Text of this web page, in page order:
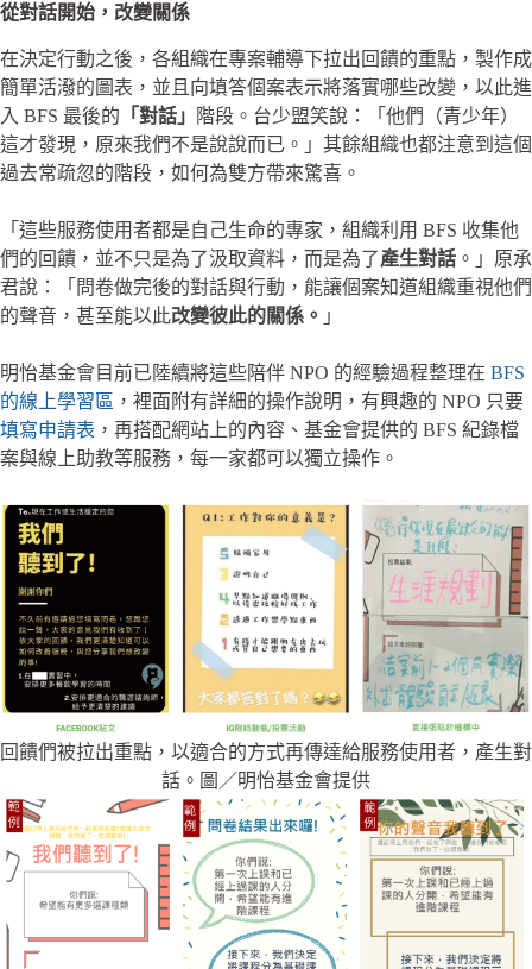
從對話開始，改變關係
在決定行動之後，各組織在專案輔導下拉出回饋的重點，製作成
簡單活潑的圖表，並且向填答個案表示將落實哪些改變，以此進
入 BFS 最後的 「對話」
階段。台少盟笑說：「他們（青少年）
這才發現，原來我們不是說說而已。」其餘組織也都注意到這個
過去常疏忽的階段，如何為雙方帶來驚喜。
「這些服務使用者都是自己生命的專家，組織利用 BFS 收集他
們的回饋，並不只是為了汲取資料，而是為了產生對話 。」原承
君說：「問卷做完後的對話與行動，能讓個案知道組織重視他們
的聲音，甚至能以此改變彼此的關係。 」
明怡基金會目前已陸續將這些陪伴 NPO 的經驗過程整理在 BFS
的線上學習區 ，裡面附有詳細的操作說明，有興趣的 NPO 只要
填寫申請表 ，再搭配網站上的內容、基金會提供的 BFS 紀錄檔
案與線上助教等服務，每一家都可以獨立操作。
回饋們被拉出重點，以適合的方式再傳達給服務使用者，產生對
話。圖／明怡基金會提供